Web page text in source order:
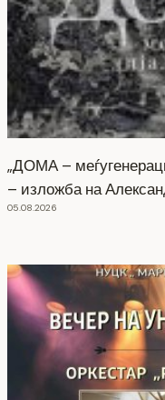
„ДОМА –
– изложба на
05.08.2026